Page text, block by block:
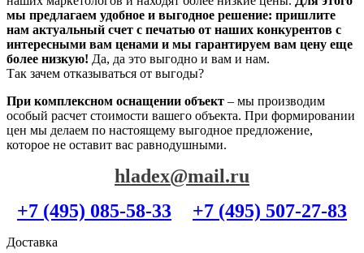
мы предлагаем удобное и выгодное решение: пришлите
нам актуальный счет с печатью от наших конкурентов с
интересными вам ценами и мы гарантируем вам цену еще
более низкую! Да, да это выгодно и вам и нам.
Так зачем отказываться от выгоды?
При комплексном оснащении объект – мы производим
особый расчет стоимости вашего объекта. При формировании
цен мы делаем по настоящему выгодное предложение,
которое не оставит вас равнодушными.
hladex@mail.ru
+7 (495) 085-58-33
+7 (495) 507-27-83
Доставка